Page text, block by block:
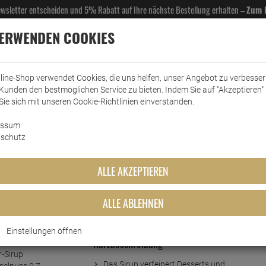
entscheiden und 5% Rabatt auf Ihre nächste Bestellung erhalten –Zum
& GASTROBEDARF DROGERIE KÜCHE & HAUSHALT KFZ
Riemerschmid Bar-Sirup
Haselnuss 0,7 Liter
Kurzbeschreibung
COOKIES
Shop verwendet Cookies, die uns helfen, unser Angebot zu
den bestmöglichen Service zu bieten. Indem Sie auf "Akzeptieren"
sich mit unseren Cookie-Richtlinien einverstanden.
ALLE AKZEPTIEREN
ALLE ABLEHNEN
Einstellungen öffnen